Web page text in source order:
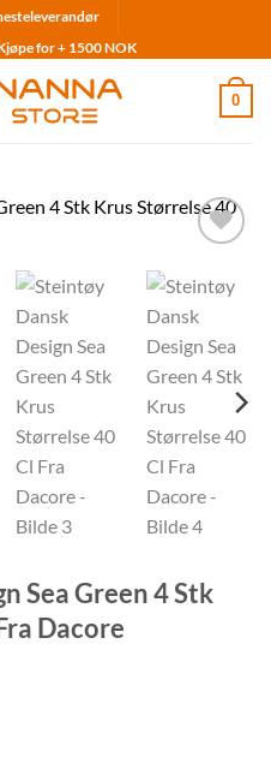
for + 1500 NOK
0
ønskelisten
Sea Green 4 Stk
Dacore